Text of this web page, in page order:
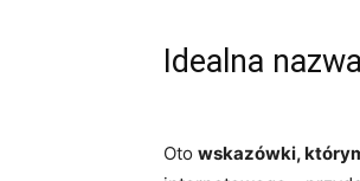
Idealna
Oto wskazówki,